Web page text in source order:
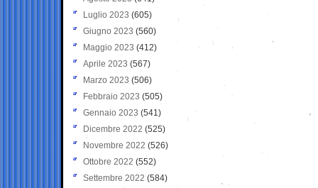
Luglio 2023 (605)
Giugno 2023 (560)
Maggio 2023 (412)
Aprile 2023 (567)
Marzo 2023 (506)
Febbraio 2023 (505)
Gennaio 2023 (541)
Dicembre 2022 (525)
Novembre 2022 (526)
Ottobre 2022 (552)
Settembre 2022 (584)